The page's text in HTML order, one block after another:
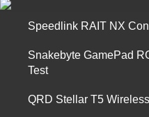
Speedlink RAIT NX
Snakebyte GamePad
Test
QRD Stellar T5